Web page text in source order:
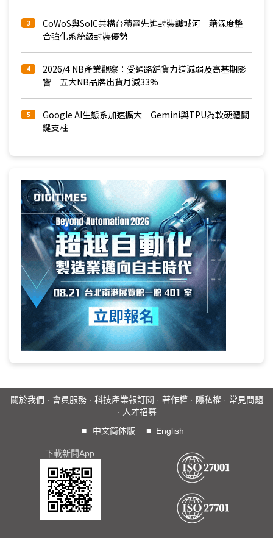
3
CoWoS與SoIC共構台積電先進封裝護城河 藉深度整
合強化系統級封裝優勢
4
2026/4 NB產業觀察：受通路舖貨力道減弱及高基期影
響 五大NB品牌出貨月減33%
5
Google AI生態系加速擴大 Gemini與TPU為軟硬體關
鍵支柱
關於我們 · 會員服務· 科技產業報訂閱 · 著作權· 隱私權· 常見問題
· 人才招募
■
中文简体版 ■ English
下載新聞App